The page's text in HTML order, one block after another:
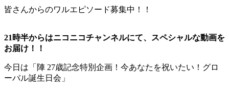
皆さんからのワルエピソード募集中！！
21時半からはニコニコチャンネルにて、スペシャルな動画を
お届け！！
今日は「陣 27歳記念特別企画！今あなたを祝いたい！グロ
ーバル誕生日会」